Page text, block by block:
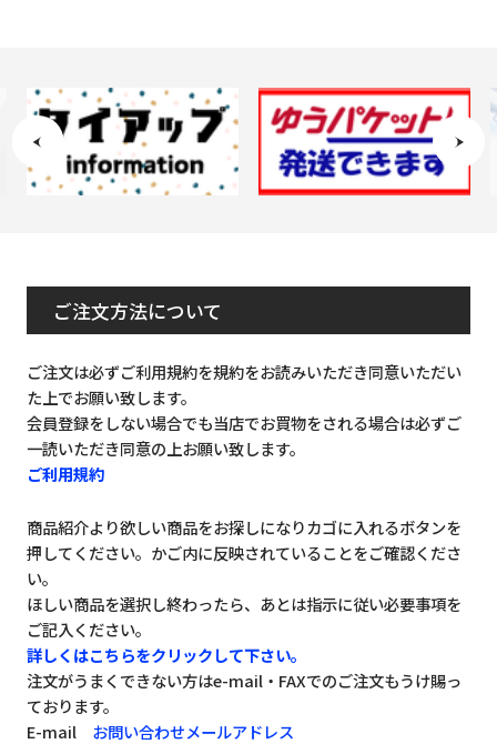
ご注文方法について
ご注文は必ずご利用規約を規約をお読みいただき同意いただい
た上でお願い致します。
会員登録をしない場合でも当店でお買物をされる場合は必ずご
一読いただき同意の上お願い致します。
ご利用規約
商品紹介より欲しい商品をお探しになりカゴに入れるボタンを
押してください。かご内に反映されていることをご確認くださ
い。
ほしい商品を選択し終わったら、あとは指示に従い必要事項を
ご記入ください。
詳しくはこちらをクリックして下さい。
注文がうまくできない方はe-mail・FAXでのご注文もうけ賜っ
ております。
E-mail お問い合わせメールアドレス